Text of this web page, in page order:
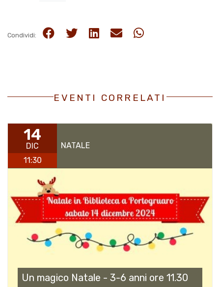
Condividi:
EVENTI CORRELATI
14
DIC
11:30
NATALE
Un magico Natale - 3-6 anni ore 11.30